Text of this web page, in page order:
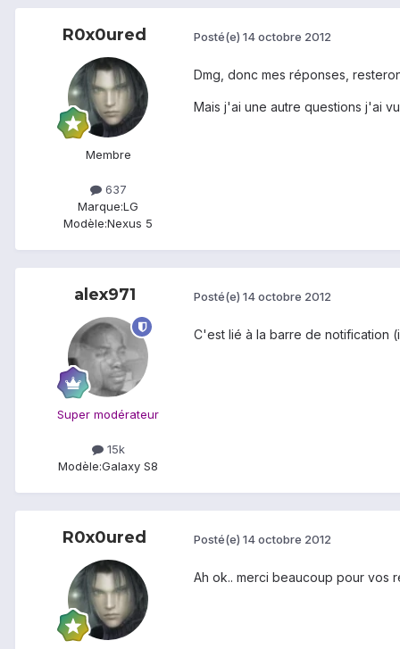
R0x0ured
Membre
637
Marque:LG
Modèle:Nexus 5
Posté(e) 14 octobre 2012
Dmg, donc mes réponses,
Mais j'ai une autre questions j'ai
alex971
Super modérateur
15k
Modèle:Galaxy S8
Posté(e) 14 octobre 2012
C'est lié à la barre de notification
R0x0ured Posté(e) 14 octobre 2012
Ah ok.. merci beaucoup pour vos